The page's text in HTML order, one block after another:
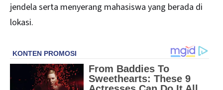
jendela serta menyerang mahasiswa yang berada di
lokasi.